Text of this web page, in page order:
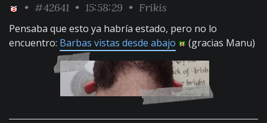
• #42641 • 15:58:29 • Frikis
Pensaba que esto ya habría estado, pero no lo
encuentro: Barbas vistas desde abajo (gracias Manu)